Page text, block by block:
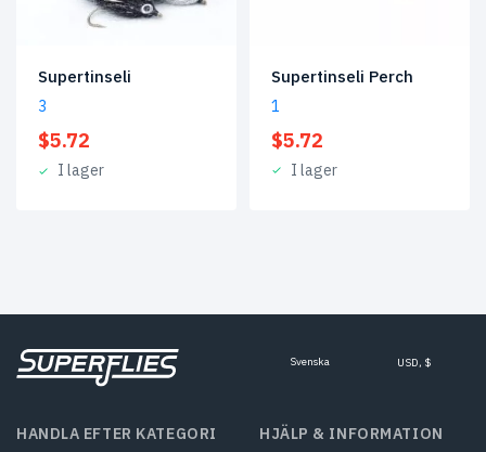
Supertinseli
3
$5.72
I lager
Supertinseli Perch
1
$5.72
I lager
Svenska USD, $
HANDLA EFTER KATEGORI HJÄLP & INFORMATION